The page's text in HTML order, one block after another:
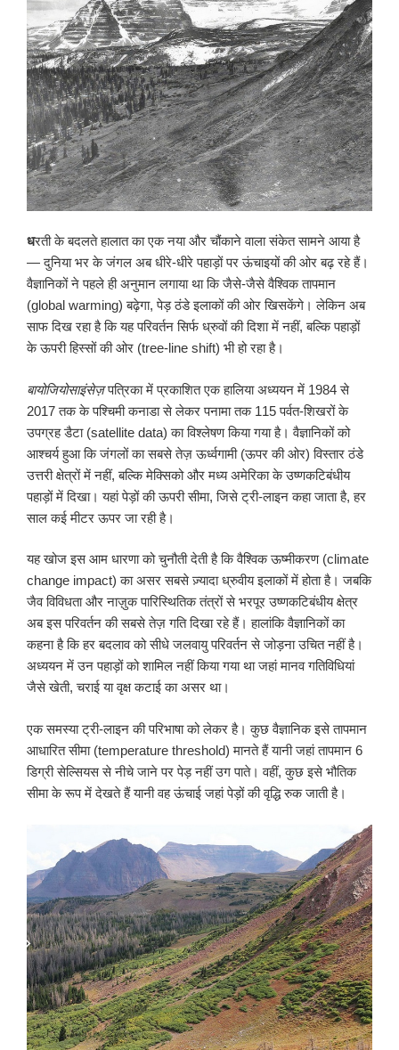
धरती के बदलते हालात का एक नया और चौंकाने वाला संकेत सामने आया है
— दुनिया भर के जंगल अब धीरे-धीरे पहाड़ों पर ऊंचाइयों की ओर बढ़ रहे हैं।
वैज्ञानिकों ने पहले ही अनुमान लगाया था कि जैसे-जैसे वैश्विक तापमान
(global warming) बढ़ेगा, पेड़ ठंडे इलाकों की ओर खिसकेंगे। लेकिन अब
साफ दिख रहा है कि यह परिवर्तन सिर्फ ध्रुवों की दिशा में नहीं, बल्कि पहाड़ों
के ऊपरी हिस्सों की ओर (tree-line shift) भी हो रहा है।
बायोजियोसाइंसेज़पत्रिका में प्रकाशित एक हालिया अध्ययन में 1984 से
2017 तक के पश्चिमी कनाडा से लेकर पनामा तक 115 पर्वत-शिखरों के
उपग्रह डैटा (satellite data) का विश्लेषण किया गया है। वैज्ञानिकों को
आश्चर्य हुआ कि जंगलों का सबसे तेज़ ऊर्ध्वगामी (ऊपर की ओर) विस्तार ठंडे
उत्तरी क्षेत्रों में नहीं, बल्कि मेक्सिको और मध्य अमेरिका के उष्णकटिबंधीय
पहाड़ों में दिखा। यहां पेड़ों की ऊपरी सीमा, जिसे ट्री-लाइन कहा जाता है, हर
साल कई मीटर ऊपर जा रही है।
यह खोज इस आम धारणा को चुनौती देती है कि वैश्विक ऊष्मीकरण (climate
change impact) का असर सबसे ज़्यादा ध्रुवीय इलाकों में होता है। जबकि
जैव विविधता और नाज़ुक पारिस्थितिक तंत्रों से भरपूर उष्णकटिबंधीय क्षेत्र
अब इस परिवर्तन की सबसे तेज़ गति दिखा रहे हैं। हालांकि वैज्ञानिकों का
कहना है कि हर बदलाव को सीधे जलवायु परिवर्तन से जोड़ना उचित नहीं है।
अध्ययन में उन पहाड़ों को शामिल नहीं किया गया था जहां मानव गतिविधियां
जैसे खेती, चराई या वृक्ष कटाई का असर था।
एक समस्या ट्री-लाइन की परिभाषा को लेकर है। कुछ वैज्ञानिक इसे तापमान
आधारित सीमा (temperature threshold) मानते हैं यानी जहां तापमान 6
डिग्री सेल्सियस से नीचे जाने पर पेड़ नहीं उग पाते। वहीं, कुछ इसे भौतिक
सीमा के रूप में देखते हैं यानी वह ऊंचाई जहां पेड़ों की वृद्धि रुक जाती है।